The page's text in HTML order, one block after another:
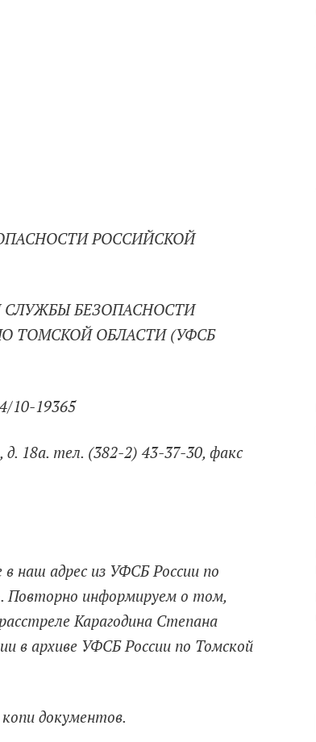
РОССИЙСКОЙ
СЛУЖБЫ БЕЗОПАСНОСТИ
ТОМСКОЙ ОБЛАСТИ (УФСБ
10-19365
д. 18а. тел. (382-2) 43-37-30, факс
наш адрес из УФСБ России по
Повторно информируем о том,
Карагодина Степана
в архиве УФСБ России по Томской
документов.